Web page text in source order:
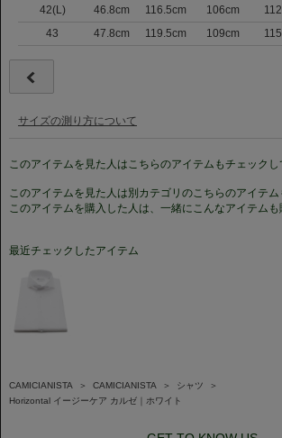
42(L)
46.8cm 116.5cm 106cm
43
47.8cm 119.5cm 109cm
サイズの測り方について
このアイテムを見た人はこちらのアイテムもチェックし
このアイテムを見た人は別カテゴリのこちらのアイテ
このアイテムを購入した人は、一緒にこんなアイテム
最近チェックしたアイテム
CAMICIANISTA ＞ CAMICIANISTA ＞ シャツ ＞
Horizontal イージーケア カルゼ｜ホワイト